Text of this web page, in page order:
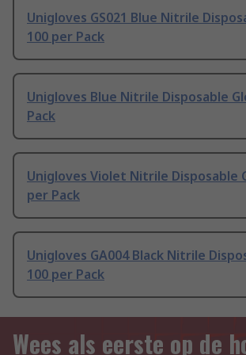
Unigloves GS021 Blue Nitrile
100 per Pack
Unigloves Blue Nitrile Disposable
Pack
Unigloves Violet Nitrile Disposable
per Pack
Unigloves GA004 Black Nitrile
100 per Pack
Wees als eerste op de